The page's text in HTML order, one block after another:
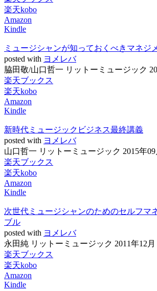
楽天kobo
Amazon
Kindle
ミュージシャンが知っておくべきマネジ
posted with ヨメレバ
脇田敬/山口哲一 リットーミュージック
楽天ブックス
楽天kobo
Amazon
Kindle
新時代ミュージックビジネス最終講義
posted with ヨメレバ
山口哲一 リットーミュージック 2015年09
楽天ブックス
楽天kobo
Amazon
Kindle
次世代ミュージシャンのためのセルフマ
ブル
posted with ヨメレバ
永田純 リットーミュージック 2011年12月
楽天ブックス
楽天kobo
Amazon
Kindle